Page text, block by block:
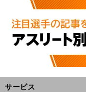
サービス